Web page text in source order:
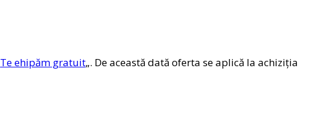
Te ehipăm gratuit„. De această dată oferta se aplică la achiziția